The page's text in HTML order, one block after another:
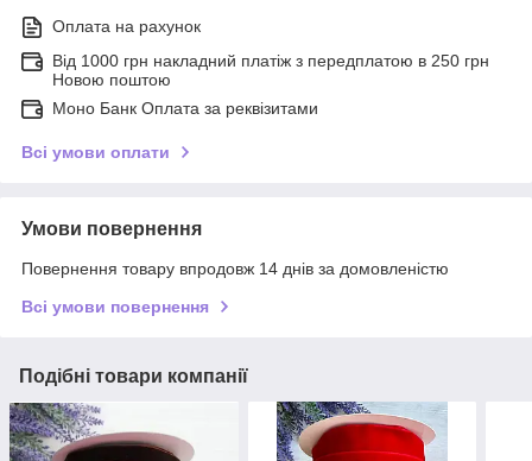
Оплата на рахунок
Від 1000 грн накладний платіж з передплатою в 250 грн
Новою поштою
Моно Банк Оплата за реквізитами
Всі умови оплати
Умови повернення
Повернення товару впродовж 14 днів за домовленістю
Всі умови повернення
Подібні товари компанії